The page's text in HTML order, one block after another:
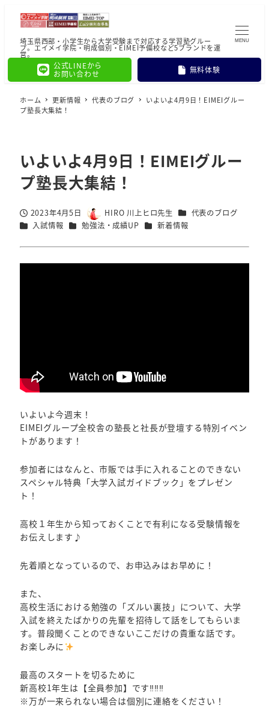
埼玉県西部・小学生から大学受験まで対応する学習塾グルー
プ。エイメイ学院・明成個別・EIMEI予備校など5ブランドを運
営。
公式LINEから
お問い合わせ
無料体験
MENU
ホーム 更新情報 代表のブログ
いよいよ4月9日！EIMEIグルー
プ塾長大集結！
いよいよ4月9日！EIMEIグルー
プ塾長大集結！
投稿日2023年4月5日
著
者
HIRO 川上ヒロ先生 カテゴリー
代表のブログ
カテゴリー
入試情報 カテゴリー
勉強法・成績UP カテゴリー
新着情報
いよいよ今週末！
EIMEIグループ全校舎の塾長と社長が登壇する特別イベン
トがあります！
参加者にはなんと、市販では手に入れることのできない
スペシャル特典「大学入試ガイドブック」をプレゼン
ト！
高校１年生から知っておくことで有利になる受験情報を
お伝えします♪
先着順となっているので、お申込みはお早めに！
また、
高校生活における勉強の「ズルい裏技」について、大学
入試を終えたばかりの先輩を招待して話をしてもらいま
す。普段聞くことのできないここだけの貴重な話です。
お楽しみに
最高のスタートを切るために
新高校1年生は【全員参加】です‼‼‼
※万が一来られない場合は個別に連絡をください！